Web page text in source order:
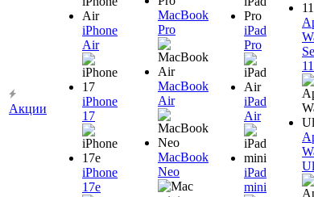
Акции
iPhone
Air
iPhone
17
iPhone
17e
MacBook
Pro
MacBook
Air
MacBook
Neo
iPad
Pro
iPad
Air
iPad
mini
11